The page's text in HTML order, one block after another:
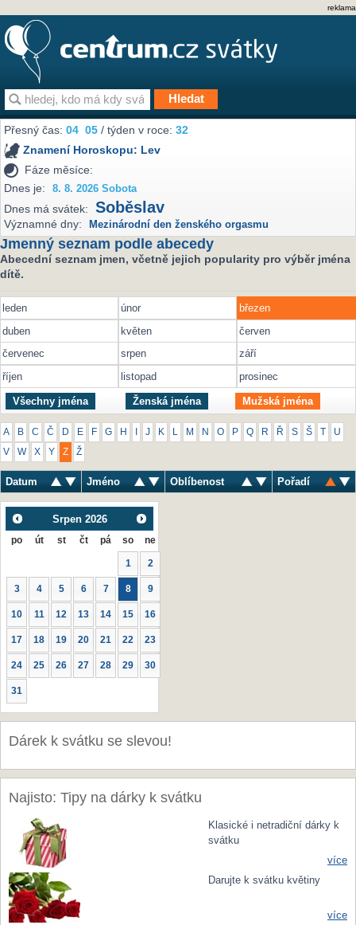
reklama
Přesný čas:04 05 / týden v roce:32
Znamení Horoskopu: Lev
Fáze měsíce:
Dnes je:
8. 8. 2026 Sobota
Dnes má svátek: Soběslav
Významné dny: Mezinárodní den ženského orgasmu
Jmenný seznam podle abecedy
Abecední seznam jmen, včetně jejich popularity pro výběr jména
dítě.
leden únor
březen
duben
květen
červen
červenec
srpen
září
říjen
listopad prosinec
Všechny jména Ženská jména Mužská jména
A B C Č D E F G H J K M N O P Q R Ř S Š U
V W X Y Z Ž
Datum Jméno Oblíbenost Pořadí
Srpen 2026
po út st čt pá so ne
1 2
3 4 5 6 7 8 9
10 11 12 13 14 15 16
17 18 19 20 21 22 23
24 25 26 27 28 29 30
31
Dárek k svátku se slevou!
Najisto: Tipy na dárky k svátku
Klasické i netradiční dárky k
svátku
více
Darujte k svátku květiny
více